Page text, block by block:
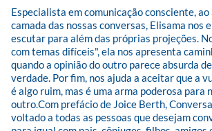
Especialista em comunicação consciente,
camada das nossas conversas, Elisama nos
escutar para além das próprias projeções.
com temas difíceis", ela nos apresenta
quando a opinião do outro parece absurda
verdade. Por fim, nos ajuda a aceitar que a
é algo ruim, mas é uma arma poderosa para
outro.Com prefácio de Joice Berth,
voltado a todas as pessoas que desejam